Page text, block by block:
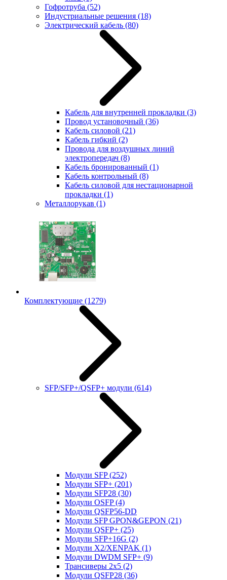
Гофротруба (52)
Индустриальные решения (18)
Электрический кабель (80)
Кабель для внутренней прокладки (3)
Провод установочный (36)
Кабель силовой (21)
Кабель гибкий (2)
Провода для воздушных линий
электропередач (8)
Кабель бронированный (1)
Кабель контрольный (8)
Кабель силовой для нестационарной
прокладки (1)
Металлорукав (1)
Комплектующие (1279)
SFP/SFP+/QSFP+ модули (614)
Модули SFP(252)
Модули SFP+ (201)
Модули SFP28 (30)
Модули OSFP(4)
Модули QSFP56-DD
Модули SFP GPON&GEPON (21)
Модули QSFP+ (25)
Модули SFP+16G (2)
Модули X2/XENPAK (1)
Модули DWDM SFP+ (9)
Трансиверы 2x5 (2)
Модули QSFP28 (36)